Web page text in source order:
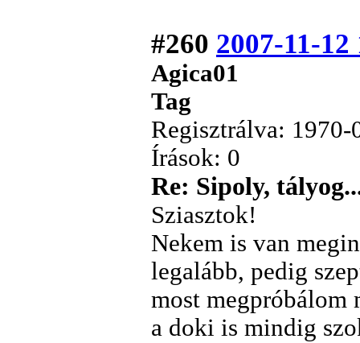
#260 2007-11-12
Agica01
Tag
Regisztrálva: 1970-
Írások: 0
Re: Sipoly,
Sziasztok!
Nekem is van
legalább, pedig
most
a doki is mindig